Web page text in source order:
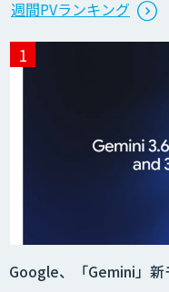
タ収
フ
週間PVランキング
Google、「Gemini」